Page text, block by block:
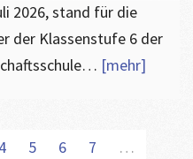
2026, stand für die
der Klassenstufe 6 der
[mehr]
4 5 6 7
…